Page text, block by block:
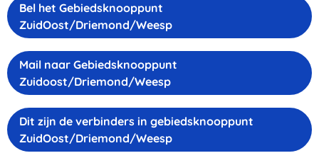
Bel het Gebiedsknooppunt
ZuidOost/Driemond/Weesp
Mail naar Gebiedsknooppunt
Zuidoost/Driemond/Weesp
Dit zijn de verbinders in gebiedsknooppunt
ZuidOost/Driemond/Weesp